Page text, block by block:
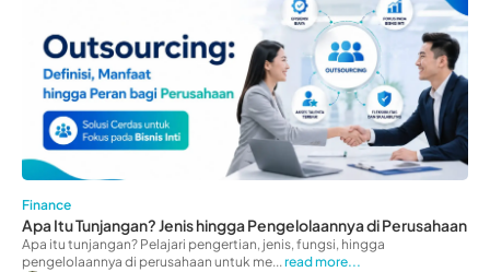
Finance
Apa Itu Tunjangan? Jenis hingga Pengelolaannya di Perusahaan
Apa itu tunjangan? Pelajari pengertian, jenis, fungsi, hingga
pengelolaannya di perusahaan untuk me...read more...